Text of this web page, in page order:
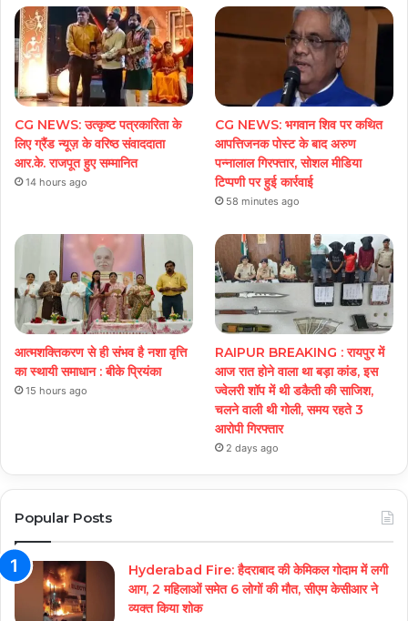
CG NEWS: उत्कृष्ट पत्रकारिता के
लिए ग्रैंड न्यूज़ के वरिष्ठ संवाददाता
आर.के. राजपूत हुए सम्मानित
14 hours ago
CG NEWS: भगवान शिव पर कथित
आपत्तिजनक पोस्ट के बाद अरुण
पन्नालाल गिरफ्तार, सोशल मीडिया
टिप्पणी पर हुई कार्रवाई
58 minutes ago
आत्मशक्तिकरण से ही संभव है नशा वृत्ति
का स्थायी समाधान : बीके प्रियंका
15 hours ago
RAIPUR BREAKING : रायपुर में
आज रात होने वाला था बड़ा कांड, इस
ज्वेलरी शॉप में थी डकैती की साजिश,
चलने वाली थी गोली, समय रहते 3
आरोपी गिरफ्तार
2 days ago
Popular Posts
Hyderabad Fire: हैदराबाद की केमिकल गोदाम में लगी
आग, 2 महिलाओं समेत 6 लोगों की मौत, सीएम केसीआर ने
व्यक्त किया शोक